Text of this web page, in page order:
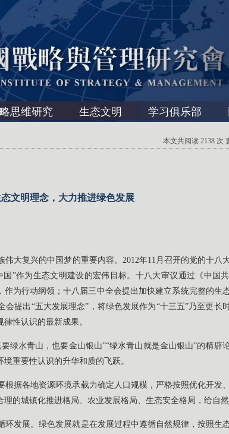
思维研究 生态文明 学习俱乐部
本文共阅读 2138 次
文明理念，大力推进绿色发展
大复兴的中国梦的重要内容。2012年11月召开的党的十八
”作为生态文明建设的宏伟目标。十八大审议通过《中国
为行动纲领；十八届三中全会提出加快建立系统完整的生
提出“五大发展理念”，将绿色发展作为“十三五”乃至更长
性认识的最新成果。
绿水青山，也要金山银山”“绿水青山就是金山银山”的精辟
重要性认识的升华和质的飞跃。
据各地资源环境承载力确定人口规模，严格按照优化开发
的城镇化推进格局、农业发展格局、生态安全格局，给自然
发展。绿色发展就是在发展过程中遵循自然规律，按照生